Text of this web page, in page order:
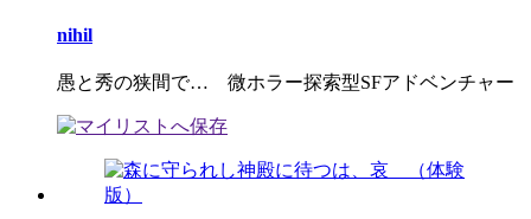
nihil
愚と秀の狭間で… 微ホラー探索型SFアドベンチャー